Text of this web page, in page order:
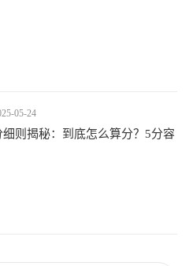
05-24
细则揭秘：到底怎么算分？5分容